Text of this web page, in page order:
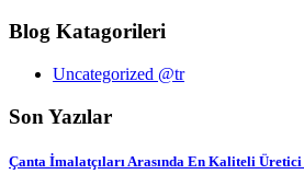
Blog Katagorileri
Uncategorized @tr
Son Yazılar
Çanta İmalatçıları Arasında En Kaliteli Üretici